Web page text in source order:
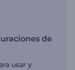
de
usar y